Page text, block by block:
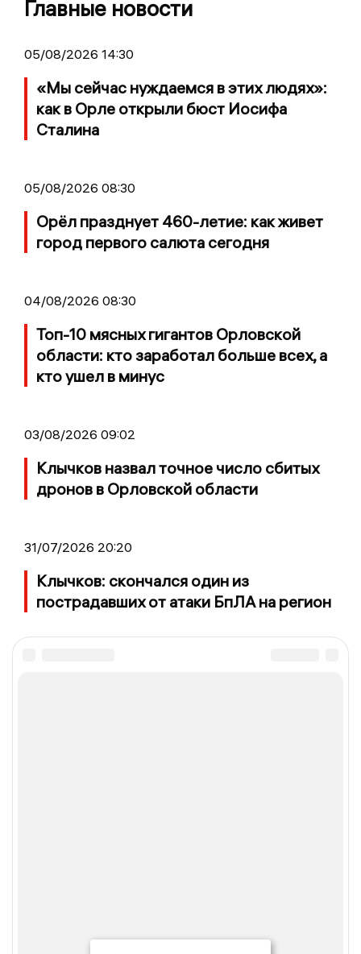
Главные новости
05/08/2026 14:30
«Мы сейчас нуждаемся в этих людях»:
как в Орле открыли бюст Иосифа
Сталина
05/08/2026 08:30
Орёл празднует 460-летие: как живет
город первого салюта сегодня
04/08/2026 08:30
Топ-10 мясных гигантов Орловской
области: кто заработал больше всех, а
кто ушел в минус
03/08/2026 09:02
Клычков назвал точное число сбитых
дронов в Орловской области
31/07/2026 20:20
Клычков: скончался один из
пострадавших от атаки БпЛА на регион